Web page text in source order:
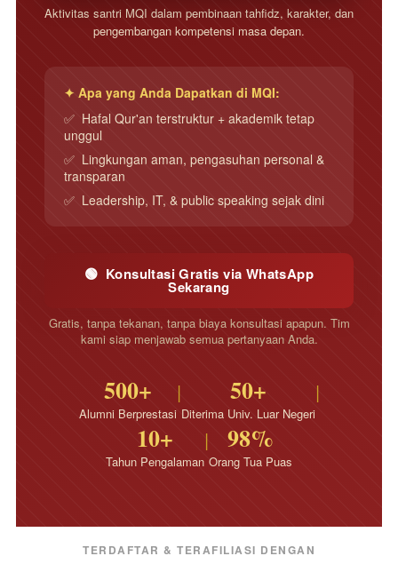
Aktivitas santri MQI dalam pembinaan tahfidz, karakter, dan
pengembangan kompetensi masa depan.
✦ Apa yang Anda Dapatkan di MQI:
✅ Hafal Qur'an terstruktur + akademik tetap
unggul
✅ Lingkungan aman, pengasuhan personal &
transparan
✅ Leadership, IT, & public speaking sejak dini
🟢 Konsultasi Gratis via WhatsApp
Sekarang
Gratis, tanpa tekanan, tanpa biaya konsultasi apapun. Tim
kami siap menjawab semua pertanyaan Anda.
500+
Alumni Berprestasi
| 50+
Diterima Univ. Luar Negeri
|
10+
Tahun Pengalaman
| 98%
Orang Tua Puas
TERDAFTAR & TERAFILIASI DENGAN